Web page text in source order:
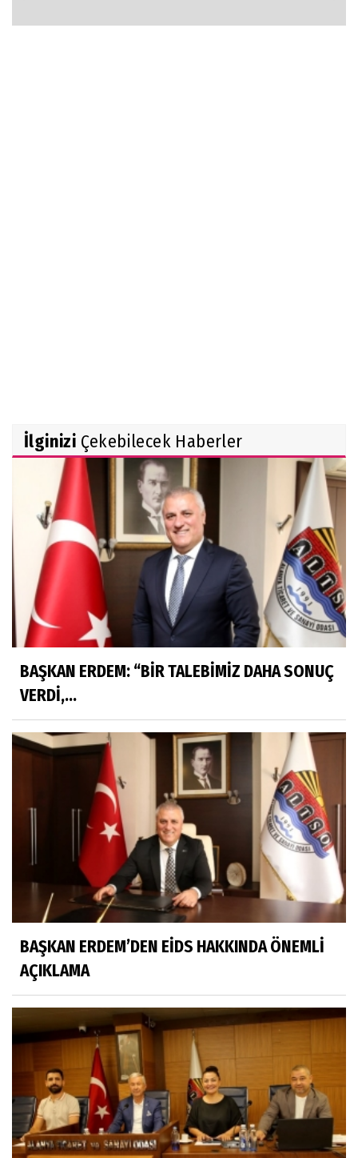
İlginizi Çekebilecek Haberler
BAŞKAN ERDEM: “BİR TALEBİMİZ DAHA SONUÇ
VERDİ,...
BAŞKAN ERDEM’DEN EİDS HAKKINDA ÖNEMLİ
AÇIKLAMA